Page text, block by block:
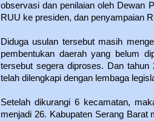
observasi dan penilaian oleh Dewan
RUU ke presiden, dan penyampaian
Diduga usulan tersebut masih
pembentukan daerah yang belum
tersebut segera diproses. Dan
telah dilengkapi dengan lembaga
Setelah dikurangi 6 kecamatan,
menjadi 26. Kabupaten Serang Barat